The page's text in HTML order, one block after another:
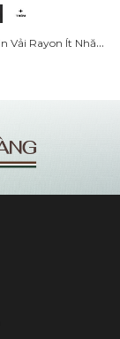
Quần Tây Trơn Vải Rayon Ít Nhăn Thêu 4MEN Premium Form Slimfit QT031